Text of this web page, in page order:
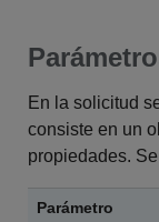
En la solicitud
consiste en un
propiedades.
Parámetro